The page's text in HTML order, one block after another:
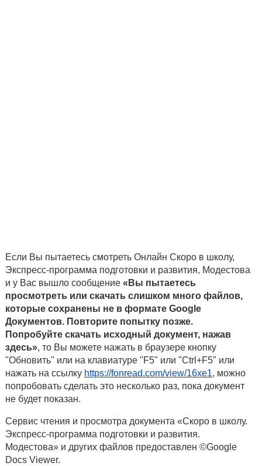
Если Вы пытаетесь смотреть Онлайн Скоро в школу,
Экспресс-программа подготовки и развития, Модестова
и у Вас вышло сообщение «Вы пытаетесь
просмотреть или скачать слишком много файлов,
которые сохранены не в формате Google
Документов. Повторите попытку позже.
Попробуйте скачать исходный документ, нажав
здесь», то Вы можете нажать в браузере кнопку
"Обновить" или на клавиатуре "F5" или "Ctrl+F5" или
нажать на ссылку https://fonread.com/view/16xe1, можно
попробовать сделать это несколько раз, пока документ
не будет показан.
Сервис чтения и просмотра документа «Скоро в школу.
Экспресс-программа подготовки и развития.
Модестова» и других файлов предоставлен ©Google
Docs Viewer.